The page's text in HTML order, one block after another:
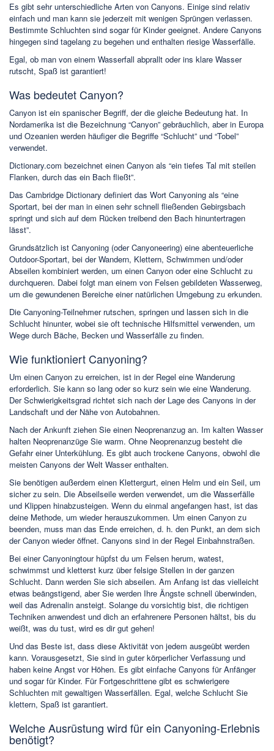
Es gibt sehr unterschiedliche Arten von Canyons. Einige sind relativ
einfach und man kann sie jederzeit mit wenigen Sprüngen verlassen.
Bestimmte Schluchten sind sogar für Kinder geeignet. Andere Canyons
hingegen sind tagelang zu begehen und enthalten riesige Wasserfälle.
Egal, ob man von einem Wasserfall abprallt oder ins klare Wasser
rutscht, Spaß ist garantiert!
Was bedeutet Canyon?
Canyon ist ein spanischer Begriff, der die gleiche Bedeutung hat. In
Nordamerika ist die Bezeichnung “Canyon” gebräuchlich, aber in Europa
und Ozeanien werden häufiger die Begriffe “Schlucht” und “Tobel”
verwendet.
Dictionary.com bezeichnet einen Canyon als “ein tiefes Tal mit steilen
Flanken, durch das ein Bach fließt”.
Das Cambridge Dictionary definiert das Wort Canyoning als “eine
Sportart, bei der man in einen sehr schnell fließenden Gebirgsbach
springt und sich auf dem Rücken treibend den Bach hinuntertragen
lässt”.
Grundsätzlich ist Canyoning (oder Canyoneering) eine abenteuerliche
Outdoor-Sportart, bei der Wandern, Klettern, Schwimmen und/oder
Abseilen kombiniert werden, um einen Canyon oder eine Schlucht zu
durchqueren. Dabei folgt man einem von Felsen gebildeten Wasserweg,
um die gewundenen Bereiche einer natürlichen Umgebung zu erkunden.
Die Canyoning-Teilnehmer rutschen, springen und lassen sich in die
Schlucht hinunter, wobei sie oft technische Hilfsmittel verwenden, um
Wege durch Bäche, Becken und Wasserfälle zu finden.
Wie funktioniert Canyoning?
Um einen Canyon zu erreichen, ist in der Regel eine Wanderung
erforderlich. Sie kann so lang oder so kurz sein wie eine Wanderung.
Der Schwierigkeitsgrad richtet sich nach der Lage des Canyons in der
Landschaft und der Nähe von Autobahnen.
Nach der Ankunft ziehen Sie einen Neoprenanzug an. Im kalten Wasser
halten Neoprenanzüge Sie warm. Ohne Neoprenanzug besteht die
Gefahr einer Unterkühlung. Es gibt auch trockene Canyons, obwohl die
meisten Canyons der Welt Wasser enthalten.
Sie benötigen außerdem einen Klettergurt, einen Helm und ein Seil, um
sicher zu sein. Die Abseilseile werden verwendet, um die Wasserfälle
und Klippen hinabzusteigen. Wenn du einmal angefangen hast, ist das
deine Methode, um wieder herauszukommen. Um einen Canyon zu
beenden, muss man das Ende erreichen, d. h. den Punkt, an dem sich
der Canyon wieder öffnet. Canyons sind in der Regel Einbahnstraßen.
Bei einer Canyoningtour hüpfst du um Felsen herum, watest,
schwimmst und kletterst kurz über felsige Stellen in der ganzen
Schlucht. Dann werden Sie sich abseilen. Am Anfang ist das vielleicht
etwas beängstigend, aber Sie werden Ihre Ängste schnell überwinden,
weil das Adrenalin ansteigt. Solange du vorsichtig bist, die richtigen
Techniken anwendest und dich an erfahrenere Personen hältst, bis du
weißt, was du tust, wird es dir gut gehen!
Und das Beste ist, dass diese Aktivität von jedem ausgeübt werden
kann. Vorausgesetzt, Sie sind in guter körperlicher Verfassung und
haben keine Angst vor Höhen. Es gibt einfache Canyons für Anfänger
und sogar für Kinder. Für Fortgeschrittene gibt es schwierigere
Schluchten mit gewaltigen Wasserfällen. Egal, welche Schlucht Sie
klettern, Spaß ist garantiert.
Welche Ausrüstung wird für ein Canyoning-Erlebnis
benötigt?